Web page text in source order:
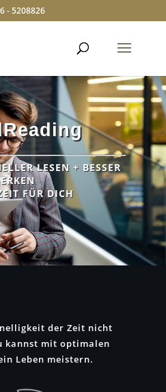
- 5208826
LESEN + BESSER
FÜR DICH
der Zeit nicht
kannst mit optimalen
Leben meistern.